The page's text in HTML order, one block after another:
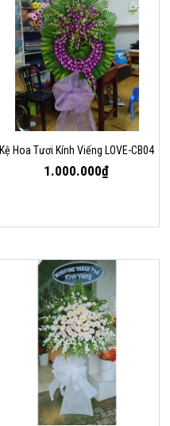
Kệ Hoa Tươi Kính Viếng LOVE-CB04
1.000.000₫